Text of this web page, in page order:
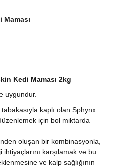
Kedi Maması 2kg
uygundur.
kaplı olan Sphynx
için bol miktarda
oluşan bir kombinasyonla,
karşılamak ve bu
ve kalp sağlığının